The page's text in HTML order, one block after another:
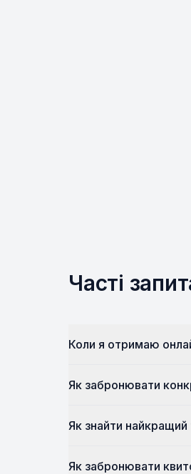
Часті
Коли я отримаю
Як забронювати
Як знайти
Як забронювати